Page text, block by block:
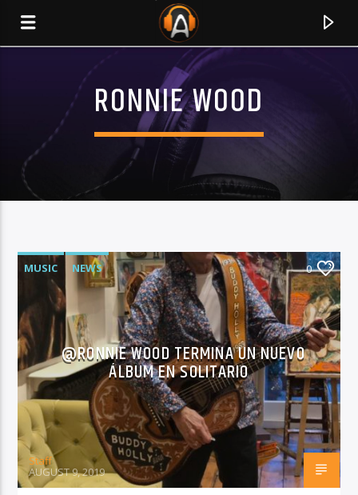
CURRENT TRACK
TITLE
ARTIST
RadioAlternativo Live
RONNIE WOOD
MUSIC NEWS 0
@RONNIE WOOD TERMINA UN NUEVO
ÁLBUM EN SOLITARIO
Staff
AUGUST 9, 2019